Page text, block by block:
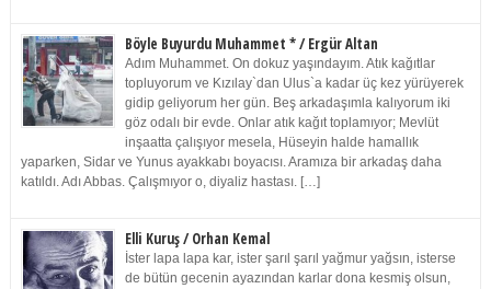
Böyle Buyurdu Muhammet * / Ergür Altan
Adım Muhammet. On dokuz yaşındayım. Atık kağıtlar
topluyorum ve Kızılay`dan Ulus`a kadar üç kez yürüyerek
gidip geliyorum her gün. Beş arkadaşımla kalıyorum iki
göz odalı bir evde. Onlar atık kağıt toplamıyor; Mevlüt
inşaatta çalışıyor mesela, Hüseyin halde hamallık
yaparken, Sidar ve Yunus ayakkabı boyacısı. Aramıza bir arkadaş daha
katıldı. Adı Abbas. Çalışmıyor o, diyaliz hastası. […]
Elli Kuruş / Orhan Kemal
İster lapa lapa kar, ister şarıl şarıl yağmur yağsın, isterse
de bütün gecenin ayazından karlar dona kesmiş olsun,